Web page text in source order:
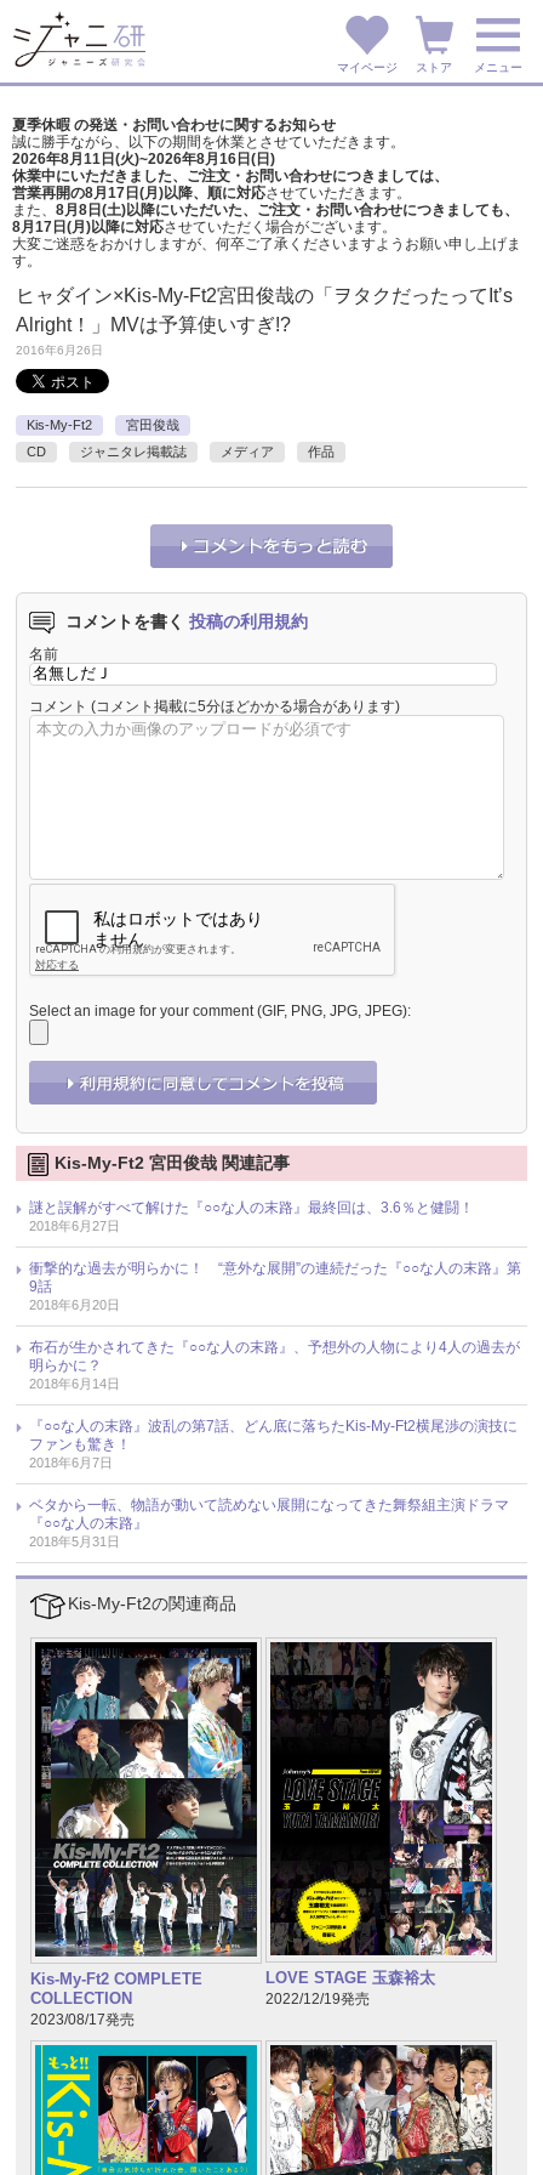
マイページ ストア メニュー
夏季休暇 の発送・お問い合わせに関するお知らせ
誠に勝手ながら、以下の期間を休業とさせていただきます。
2026年8月11日(火)~2026年8月16日(日)
休業中にいただきました、ご注文・お問い合わせにつきましては、
営業再開の8月17日(月)以降、順に対応させていただきます。
また、 8月8日(土)以降にいただいた、ご注文・ お問い合わせにつきましても、
8月17日(月)以降に対応させていただく場合がございます。
大変ご迷惑をおかけしますが、 何卒ご了承くださいますようお願い申し上げま
す。
ヒャダイン×Kis-My-Ft2宮田俊哉の「ヲタクだったってIt’s
Alright！」MVは予算使いすぎ!?
2016年6月26日
Kis-My-Ft2
宮田俊哉
CD
ジャニタレ掲載誌 メディア 作品
コメントを書く 投稿の利用規約
名前
コメント (コメント掲載に5分ほどかかる場合があります)
Select an image for your comment (GIF, PNG, JPG, JPEG):
Kis-My-Ft2 宮田俊哉 関連記事
謎と誤解がすべて解けた『○○な人の末路』最終回は、3.6％と健闘！
2018年6月27日
衝撃的な過去が明らかに！ “意外な展開”の連続だった『○○な人の末路』第
9話
2018年6月20日
布石が生かされてきた『○○な人の末路』、予想外の人物により4人の過去が
明らかに？
2018年6月14日
『○○な人の末路』波乱の第7話、どん底に落ちたKis-My-Ft2横尾渉の演技に
ファンも驚き！
2018年6月7日
ベタから一転、物語が動いて読めない展開になってきた舞祭組主演ドラマ
『○○な人の末路』
2018年5月31日
Kis-My-Ft2の関連商品
Kis-My-Ft2 COMPLETE
COLLECTION
2023/08/17発売
LOVE STAGE 玉森裕太
2022/12/19発売